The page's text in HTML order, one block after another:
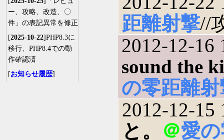
ー、攻略、改造、〇
件」の表記異常を修正
[2025-10-22]PHP8.3に
移行、PHP8.4での動
作確認済
[お知らせ履歴]
距離射撃//
2012-12-16
sound the
の零距離射
2012-12-15
と。
＠愛